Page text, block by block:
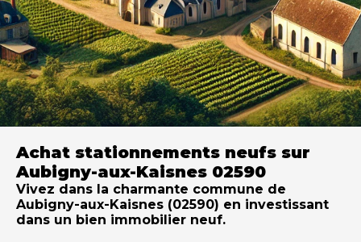
Achat stationnements neufs sur
Aubigny-aux-Kaisnes 02590
Vivez dans la charmante commune de
Aubigny-aux-Kaisnes (02590) en investissant
dans un bien immobilier neuf.